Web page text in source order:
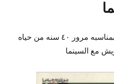
تم طباعه هذا الكتاب ٢٠٠٣ بمناسبه مرور ٤٠ سنه من حياه
مع السينما